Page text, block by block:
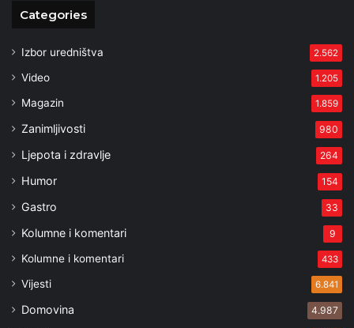
Categories
Izbor uredništva 2.562
Video 1.205
Magazin 1.859
Zanimljivosti 980
Ljepota i zdravlje 264
Humor 154
Gastro 33
Kolumne i komentari 9
Kolumne i komentari 433
Vijesti 6.841
Domovina 4.987